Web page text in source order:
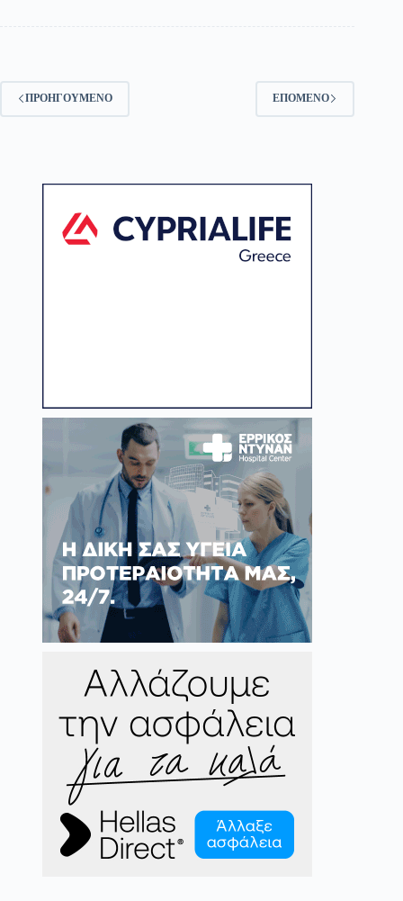
ΠΡΟΗΓΟΎΜΕΝΟ ΕΠΌΜΕΝΟ